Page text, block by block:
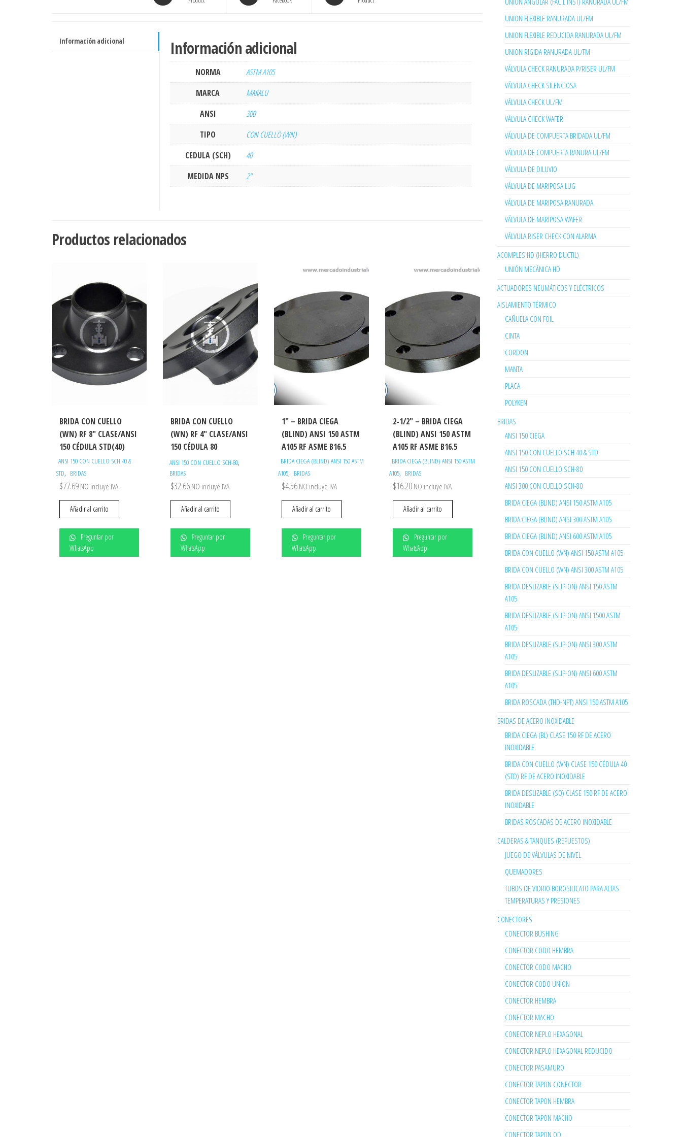
ASME
Información adicional Información adicional
NORMA
ASTM A105
MARCA
MAKALU
ANSI
300
TIPO
CON CUELLO (WN)
CEDULA (SCH)
40
MEDIDA NPS
2"
Productos relacionados
BRIDA CON CUELLO
(WN) RF 8″ CLASE/ANSI
150 CÉDULA STD(40)
ANSI 150 CON CUELLO SCH 40 &
STD, BRIDAS
$77.69 NO incluye IVA
Añadir al carrito
Preguntar por
WhatsApp
BRIDA CON CUELLO
(WN) RF 4″ CLASE/ANSI
150 CÉDULA 80
ANSI 150 CON CUELLO SCH-80,
BRIDAS
$32.66 NO incluye IVA
Añadir al carrito
Preguntar por
WhatsApp
1″ – BRIDA CIEGA
(BLIND) ANSI 150 ASTM
A105 RF ASME B16.5
BRIDA CIEGA (BLIND) ANSI 150 ASTM
A105, BRIDAS
$4.56 NO incluye IVA
Añadir al carrito
Preguntar por
WhatsApp
2-1/2″ – BRIDA CIEGA
(BLIND) ANSI 150 ASTM
A105 RF ASME B16.5
BRIDA CIEGA (BLIND) ANSI 150 ASTM
A105, BRIDAS
$16.20 NO incluye IVA
Añadir al carrito
Preguntar por
WhatsApp
UNION FLEXIBLE RANURADA UL/FM
UNION FLEXIBLE REDUCIDA RANURADA UL/FM
UNION RIGIDA RANURADA UL/FM
VÁLVULA CHECK RANURADA P/RISER UL/FM
VÁLVULA CHECK SILENCIOSA
VÁLVULA CHECK UL/FM
VÁLVULA CHECK WAFER
VÁLVULA DE COMPUERTA BRIDADA UL/FM
VÁLVULA DE COMPUERTA RANURA UL/FM
VÁLVULA DE DILUVIO
VÁLVULA DE MARIPOSA LUG
VÁLVULA DE MARIPOSA RANURADA
VÁLVULA DE MARIPOSA WAFER
VÁLVULA RISER CHECK CON ALARMA
ACOMPLES HD (HIERRO DUCTIL)
UNIÓN MECÁNICA HD
ACTUADORES NEUMÁTICOS Y ELÉCTRICOS
AISLAMIENTO TÉRMICO
CAÑUELA CON FOIL
CINTA
CORDON
MANTA
PLACA
POLYKEN
BRIDAS
ANSI 150 CIEGA
ANSI 150 CON CUELLO SCH 40 & STD
ANSI 150 CON CUELLO SCH-80
ANSI 300 CON CUELLO SCH-80
BRIDA CIEGA (BLIND) ANSI 150 ASTM A105
BRIDA CIEGA (BLIND) ANSI 300 ASTM A105
BRIDA CIEGA (BLIND) ANSI 600 ASTM A105
BRIDA CON CUELLO (WN) ANSI 150 ASTM A105
BRIDA CON CUELLO (WN) ANSI 300 ASTM A105
BRIDA DESLIZABLE (SLIP-ON) ANSI 150 ASTM
A105
BRIDA DESLIZABLE (SLIP-ON) ANSI 1500 ASTM
A105
BRIDA DESLIZABLE (SLIP-ON) ANSI 300 ASTM
A105
BRIDA DESLIZABLE (SLIP-ON) ANSI 600 ASTM
A105
BRIDA ROSCADA (THD-NPT) ANSI 150 ASTM A105
BRIDAS DE ACERO INOXIDABLE
BRIDA CIEGA (BL) CLASE 150 RF DE ACERO
INOXIDABLE
BRIDA CON CUELLO (WN) CLASE 150 CÉDULA 40
(STD) RF DE ACERO INOXIDABLE
BRIDA DESLIZABLE (SO) CLASE 150 RF DE ACERO
INOXIDABLE
BRIDAS ROSCADAS DE ACERO INOXIDABLE
CALDERAS & TANQUES (REPUESTOS)
JUEGO DE VÁLVULAS DE NIVEL
QUEMADORES
TUBOS DE VIDRIO BOROSILICATO PARA ALTAS
TEMPERATURAS Y PRESIONES
CONECTORES
CONECTOR BUSHING
CONECTOR CODO HEMBRA
CONECTOR CODO MACHO
CONECTOR CODO UNION
CONECTOR HEMBRA
CONECTOR MACHO
CONECTOR NEPLO HEXAGONAL
CONECTOR NEPLO HEXAGONAL REDUCIDO
CONECTOR PASAMURO
CONECTOR TAPON CONECTOR
CONECTOR TAPON HEMBRA
CONECTOR TAPON MACHO
CONECTOR TAPON OD